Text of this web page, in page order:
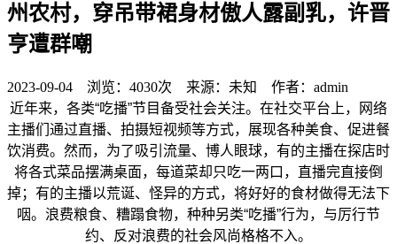
州农村，穿吊带裙身材傲人露副乳，许晋
亨遭群嘲
2023-09-04 浏览： 4030次 来源： 未知 作者： admin
近年来，各类“吃播”节目备受社会关注。在社交平台上，网络
主播们通过直播、拍摄短视频等方式，展现各种美食、促进餐
饮消费。然而，为了吸引流量、博人眼球，有的主播在探店时
将各式菜品摆满桌面，每道菜却只吃一两口，直播完直接倒
掉；有的主播以荒诞、怪异的方式，将好好的食材做得无法下
咽。浪费粮食、糟蹋食物，种种另类“吃播”行为，与厉行节
约、反对浪费的社会风尚格格不入。